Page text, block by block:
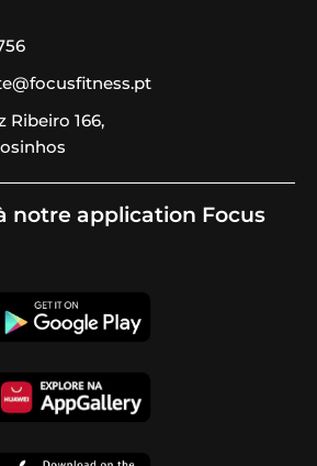
Ribeiro 166,
notre application Focus